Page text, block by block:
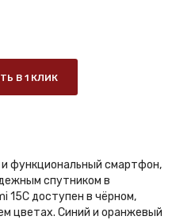
В 1 КЛИК
функциональный смартфон,
спутником в
15C доступен в чёрном,
цветах. Синий и оранжевый